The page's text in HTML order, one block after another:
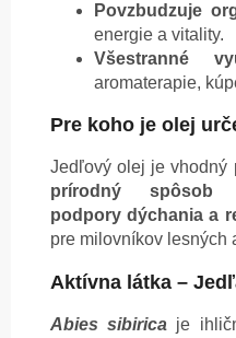
Povzbudzuje
energie a vitality.
Všestranné
aromaterapie,
Pre koho je olej
Jedľový olej je vhodný
prírodný spôsob
podpory dýchania a
pre milovníkov lesných
Aktívna látka –
Abies sibirica je